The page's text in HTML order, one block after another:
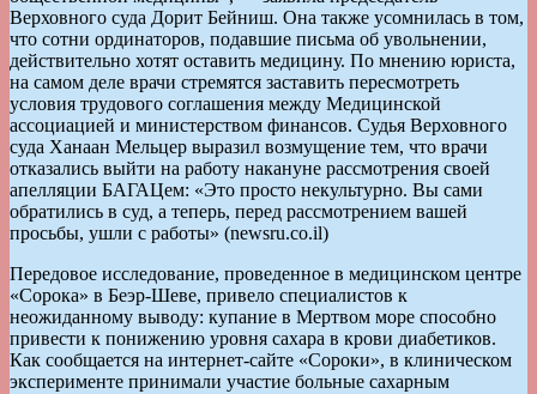
Верховного суда Дорит Бейниш. Она также усомнилась в том,
что сотни ординаторов, подавшие письма об увольнении,
действительно хотят оставить медицину. По мнению юриста,
на самом деле врачи стремятся заставить пересмотреть
условия трудового соглашения между Медицинской
ассоциацией и министерством финансов. Судья Верховного
суда Ханаан Мельцер выразил возмущение тем, что врачи
отказались выйти на работу накануне рассмотрения своей
апелляции БАГАЦем: «Это просто некультурно. Вы сами
обратились в суд, а теперь, перед рассмотрением вашей
просьбы, ушли с работы» (newsru.co.il)
Передовое исследование, проведенное в медицинском центре
«Сорока» в Беэр-Шеве, привело специалистов к
неожиданному выводу: купание в Мертвом море способно
привести к понижению уровня сахара в крови диабетиков.
Как сообщается на интернет-сайте «Сороки», в клиническом
эксперименте принимали участие больные сахарным